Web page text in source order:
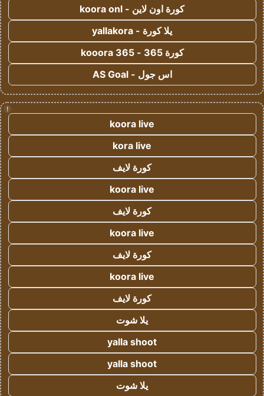
كورة اون لاين - koora onl
يلا كورة - yallakora
كورة 365 - kooora 365
اس جول - AS Goal
!
koora live
kora live
كورة لايف
koora live
كورة لايف
koora live
كورة لايف
koora live
كورة لايف
يلا شوت
yalla shoot
yalla shoot
يلا شوت